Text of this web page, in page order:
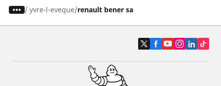
/ yvre-l-eveque renault bener sa